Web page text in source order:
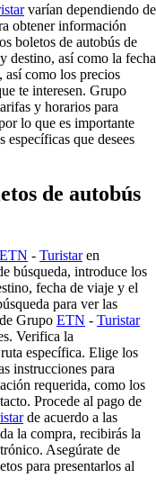
varían dependiendo de
obtener información
boletos de autobús de
destino, así como la fecha
así como los precios
te interesen. Grupo
y horarios para
lo que es importante
que desees
de autobús
ETN - Turistaren
búsqueda, introduce los
fecha de viaje y el
para ver las
Grupo ETN - Turistar
Verifica la
específica. Elige los
instrucciones para
requerida, como los
Procede al pago de
de acuerdo a las
la compra, recibirás la
Asegúrate de
para presentarlos al